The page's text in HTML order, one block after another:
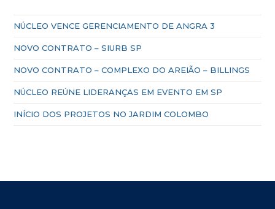
NÚCLEO VENCE GERENCIAMENTO DE ANGRA 3
NOVO CONTRATO – SIURB SP
NOVO CONTRATO – COMPLEXO DO AREIÃO – BILLINGS
NÚCLEO REÚNE LIDERANÇAS EM EVENTO EM SP
INÍCIO DOS PROJETOS NO JARDIM COLOMBO